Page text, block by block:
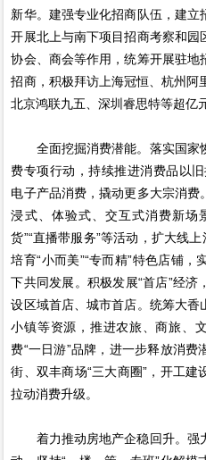
新华。建强专业化招商队伍，建立
开展北上与南下项目招商考察和
协会、商会等作用，统筹开展驻
招商，积极拜访上海冠恒、杭州阿
北京鸿联九五、深圳睿思特等超亿
全面挖掘消费潜能。落实国家
费专项行动，持续推进消费品以
电子产品消费，撬动更多大宗消
浸式、体验式、交互式消费新场
货”“直播带服务”等活动，扩大线
培育“小而美”“专而精”特色店铺
下共同发展。积极发展“首店”经
设区域首店、城市首店。统筹大
小镇等资源，推进农旅、商旅、
费“一日游”品牌，进一步释放消
街、双丰商场“三大商圈”，开工
拉动消费升级。
着力推动房地产企稳回升。强